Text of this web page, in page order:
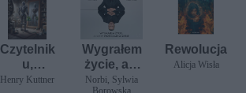
Czytelnik
u,
nienawidz
Henry Kuttner
Wygrałem
życie, ale
najpierw
Norbi, Sylwia
Borowska
Rewolucja
Alicja Wisła